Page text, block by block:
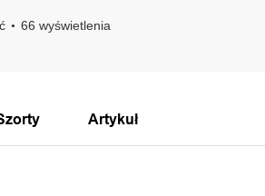
66 wyświetlenia
Artykuł